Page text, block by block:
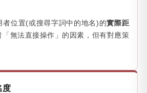
者位置(或搜尋字詞中的地名)的實際距
無法直接操作」的因素，但有對應策
度